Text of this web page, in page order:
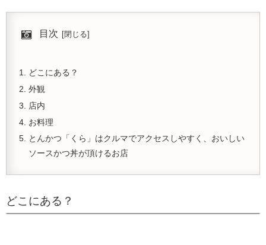
目次
どこにある？
外観
店内
お料理
とんかつ「くら」はクルマでアクセスしやすく、おいしい
ソースかつ丼が頂けるお店
どこにある？